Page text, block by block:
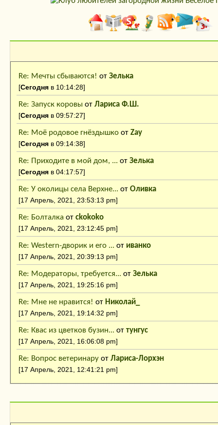
Re: Мечты сбываются! от Зелька
[Сегодня в 10:14:28]
Re: Запуск коровы от Лариса Ф.Ш.
[Сегодня в 09:57:27]
Re: Моё родовое гнёздышко от Zay
[Сегодня в 09:14:38]
Re: Приходите в мой дом, ... от Зелька
[Сегодня в 04:17:57]
Re: У околицы села Верхне... от Оливка
[17 Апрель, 2021, 23:53:13 pm]
Re: Болталка от ckokoko
[17 Апрель, 2021, 23:12:45 pm]
Re: Western-дворик и его ... от иванко
[17 Апрель, 2021, 20:39:13 pm]
Re: Модераторы, требуется... от Зелька
[17 Апрель, 2021, 19:25:16 pm]
Re: Мне не нравится! от Николай_
[17 Апрель, 2021, 19:14:32 pm]
Re: Квас из цветков бузин... от тунгус
[17 Апрель, 2021, 16:06:08 pm]
Re: Вопрос ветеринару от Лариса-Лорхэн
[17 Апрель, 2021, 12:41:21 pm]